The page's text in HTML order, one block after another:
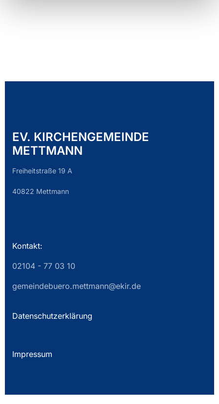
EV. KIRCHENGEMEINDE
METTMANN
Freiheitstraße 19 A
40822 Mettmann
Kontakt:
02104 - 77 03 10
gemeindebuero.mettmann@ekir.de
Datenschutzerklärung
Impressum